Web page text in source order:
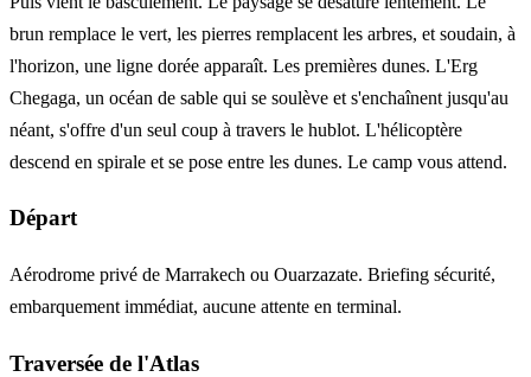
brun remplace le vert, les pierres remplacent les arbres, et soudain, à
l'horizon, une ligne dorée apparaît. Les premières dunes. L'Erg
Chegaga, un océan de sable qui se soulève et s'enchaînent jusqu'au
néant, s'offre d'un seul coup à travers le hublot. L'hélicoptère
descend en spirale et se pose entre les dunes. Le camp vous attend.
Départ
Aérodrome privé de Marrakech ou Ouarzazate. Briefing sécurité,
embarquement immédiat, aucune attente en terminal.
Traversée de l'Atlas